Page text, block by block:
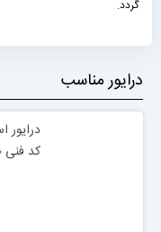
گردد.
درایور مناسب
کد فنی 3R60